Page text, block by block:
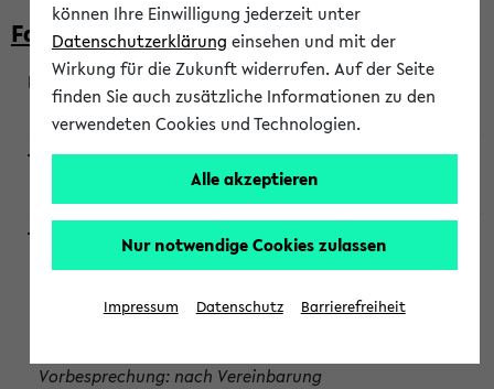
Faculty of Biology
200923
Wendisch, Peters-Wendisch, Stegelmann
Projektmodul "Bakterielle Biotechnologie"
Persönliche Anmeldung beim Veranstalter ist unbedingt
Vorbesprechung: nach Vereinbarung
können Ihre Einwilligung jederzeit unter
Datenschutzerklärung einsehen und mit der
Wirkung für die Zukunft widerrufen. Auf der Seite
finden Sie auch zusätzliche Informationen zu den
verwendeten Cookies und Technologien.
Alle akzeptieren
Nur notwendige Cookies zulassen
Impressum Datenschutz Barrierefreiheit